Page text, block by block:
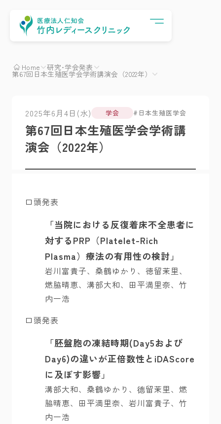
Home 研究･学会発表
第67回日本生殖医学会学術講演会（2022年）
2025年6月4日(水) 学会 日本生殖医学会
第67回日本生殖医学会学術講
演会（2022年）
口頭発表
「当院における反復着床不全患者に
対するPRP（Platelet-Rich
Plasma）療法の有用性の検討」
岩川富貴子、桑鶴ゆかり、徳留茉里、
燃脇晴恵、溝部大和、田平満里奈、竹
内一浩
口頭発表
「胚盤胞の凍結時期(Day5および
Day6)の違いが正倍数性とiDAScore
に及ぼす影響」
溝部大和、桑鶴ゆかり、德留茉里、燃
脇晴恵、田平満里奈、岩川富貴子、竹
内一浩